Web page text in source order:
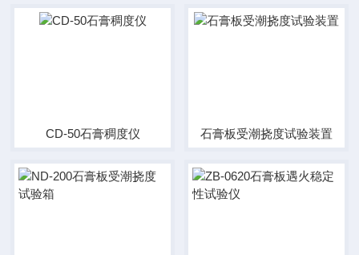
CD-50石膏稠度仪 石膏板受潮挠度试验装置